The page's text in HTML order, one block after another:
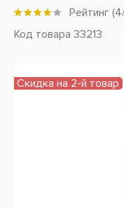
Скидка на 2-й товар
Рейтинг (4
Код товара 33213